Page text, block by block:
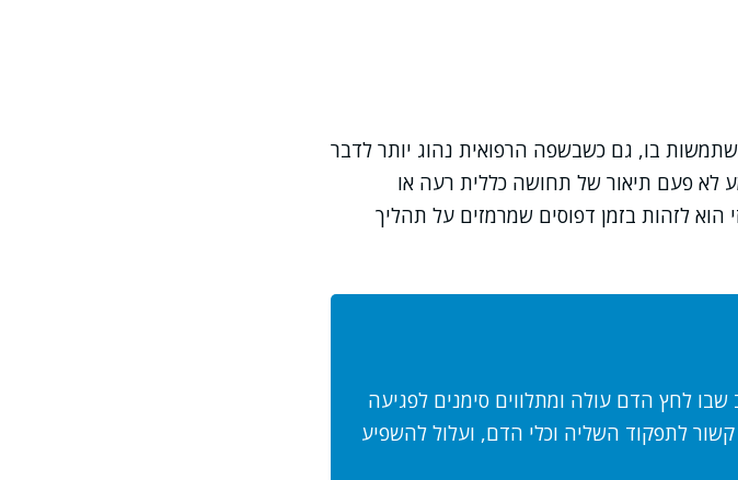
בו, גם כשבשפה הרפואית נהוג יותר לדבר
לא פעם תיאור של תחושה כללית רעה או
הוא לזהות בזמן דפוסים שמרמזים על תהליך
לחץ הדם עולה ומתלווים סימנים לפגיעה
לתפקוד השליה וכלי הדם, ועלול להשפיע